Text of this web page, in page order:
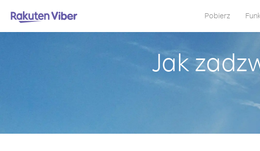
Pobierz
Jak